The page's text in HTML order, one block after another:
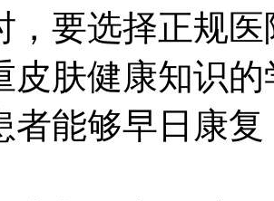
，要选择正规
皮肤健康知识
者能够早日康